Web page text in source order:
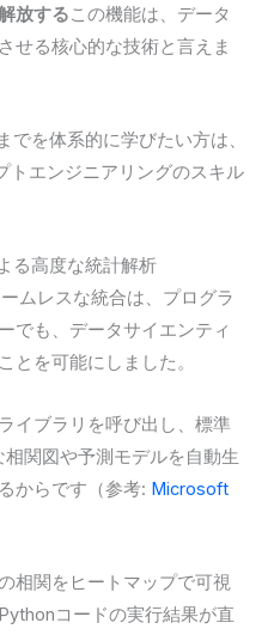
放するこの機能は、データ
せる核心的な技術と言えま
でを体系的に学びたい方は、
トエンジニアリングのスキル
る高度な統計解析
ムレスな統合は、プログラ
でも、データサイエンティ
とを可能にしました。
イブラリを呼び出し、標準
関図や予測モデルを自動生
からです（参考: Microsoft
相関をヒートマップで可視
コードの実行結果が直